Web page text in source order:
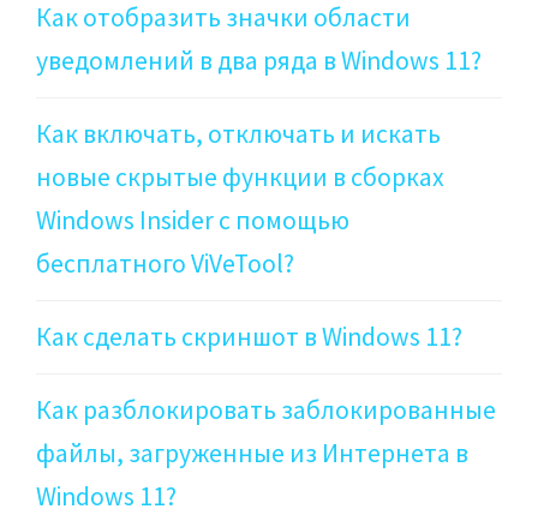
Как отобразить значки области
уведомлений в два ряда в Windows 11?
Как включать, отключать и искать
новые скрытые функции в сборках
Windows Insider с помощью
бесплатного ViVeTool?
Как сделать скриншот в Windows 11?
Как разблокировать заблокированные
файлы, загруженные из Интернета в
Windows 11?